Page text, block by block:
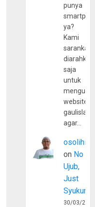
punya
ya?
Kami
sarankan,
diarahkan
saja
untuk
website
agar…
osolihin
on No
Ujub,
Just
Syukur
30/03/